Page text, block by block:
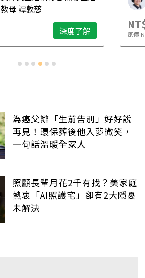
深度了解 原價
為癌父辦「生前告別」好好說
再見！環保葬後他入夢微笑，
一句話溫暖全家人
照顧長輩月花2千有找？美家庭
熱衷「AI照護宅」卻有2大隱憂
未解決